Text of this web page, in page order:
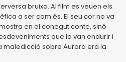
bruixa. Al film es veuen els
a ser com és. El seu cor no va
en el conegut conte, sinó
que la van endurir i
maledicció sobre Aurora era la